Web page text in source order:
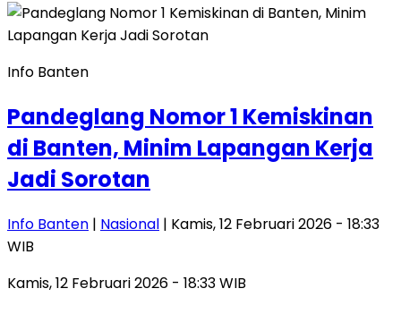
Info Banten
Pandeglang Nomor 1 Kemiskinan
di Banten, Minim Lapangan Kerja
Jadi Sorotan
Info Banten | Nasional | Kamis, 12 Februari 2026 - 18:33
WIB
Kamis, 12 Februari 2026 - 18:33 WIB